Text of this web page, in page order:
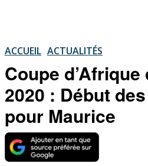
ACCUEIL ACTUALITÉS
Coupe
2020 : Début
pour Maurice